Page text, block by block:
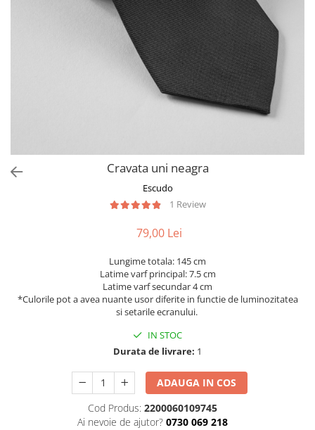
Cravata uni neagra
Escudo
1 Review
79,00 Lei
Lungime totala: 145 cm
Latime varf principal: 7.5 cm
Latime varf secundar 4 cm
*Culorile pot a avea nuante usor diferite in functie de luminozitatea
si setarile ecranului.
IN STOC
Durata de livrare: 1
ADAUGA IN COS
Cod Produs: 2200060109745
Ai nevoie de ajutor? 0730 069 218